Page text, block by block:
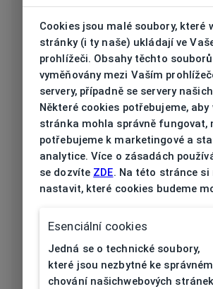
SL
Značka
Druh obruby Sluneční
Určení Unisex
Typ obruby Vázaná
Materiál
Plast
Barva obruby
Tvar obruby
Cookies jsou malé soubory, které
stránky (i ty naše) ukládají ve
prohlížeči. Obsahy těchto
vyměňovány mezi Vaším
servery, případně se servery
Některé cookies potřebujeme, aby
stránka mohla správně fungovat,
potřebujeme k marketingové a
analytice. Více o zásadách
se dozvíte ZDE. Na této stránce si
nastavit, které cookies budeme
Esenciální cookies
Jedná se o technické soubory,
které jsou nezbytné ke
chování našichwebových